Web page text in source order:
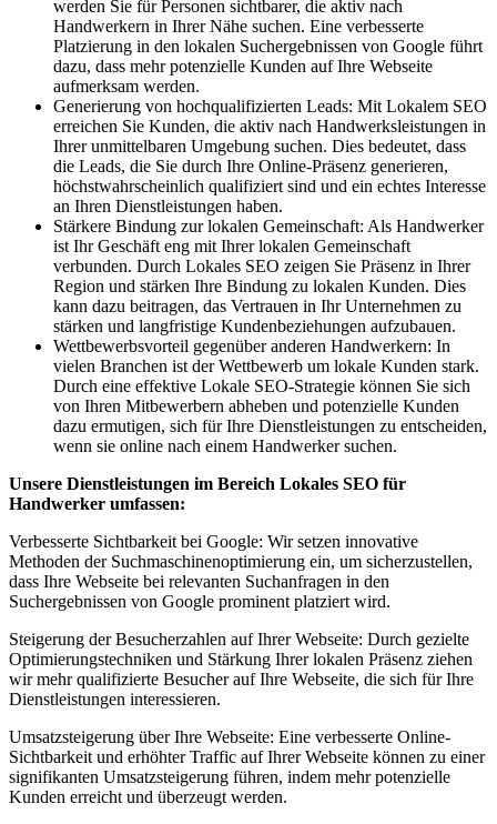
werden Sie für Personen sichtbarer, die aktiv nach
Handwerkern in Ihrer Nähe suchen. Eine verbesserte
Platzierung in den lokalen Suchergebnissen von Google führt
dazu, dass mehr potenzielle Kunden auf Ihre Webseite
aufmerksam werden.
Generierung von hochqualifizierten Leads: Mit Lokalem SEO
erreichen Sie Kunden, die aktiv nach Handwerksleistungen in
Ihrer unmittelbaren Umgebung suchen. Dies bedeutet, dass
die Leads, die Sie durch Ihre Online-Präsenz generieren,
höchstwahrscheinlich qualifiziert sind und ein echtes Interesse
an Ihren Dienstleistungen haben.
Stärkere Bindung zur lokalen Gemeinschaft: Als Handwerker
ist Ihr Geschäft eng mit Ihrer lokalen Gemeinschaft
verbunden. Durch Lokales SEO zeigen Sie Präsenz in Ihrer
Region und stärken Ihre Bindung zu lokalen Kunden. Dies
kann dazu beitragen, das Vertrauen in Ihr Unternehmen zu
stärken und langfristige Kundenbeziehungen aufzubauen.
Wettbewerbsvorteil gegenüber anderen Handwerkern: In
vielen Branchen ist der Wettbewerb um lokale Kunden stark.
Durch eine effektive Lokale SEO-Strategie können Sie sich
von Ihren Mitbewerbern abheben und potenzielle Kunden
dazu ermutigen, sich für Ihre Dienstleistungen zu entscheiden,
wenn sie online nach einem Handwerker suchen.
Unsere Dienstleistungen im Bereich Lokales SEO für
Handwerker umfassen:
Verbesserte Sichtbarkeit bei Google: Wir setzen innovative
Methoden der Suchmaschinenoptimierung ein, um sicherzustellen,
dass Ihre Webseite bei relevanten Suchanfragen in den
Suchergebnissen von Google prominent platziert wird.
Steigerung der Besucherzahlen auf Ihrer Webseite: Durch gezielte
Optimierungstechniken und Stärkung Ihrer lokalen Präsenz ziehen
wir mehr qualifizierte Besucher auf Ihre Webseite, die sich für Ihre
Dienstleistungen interessieren.
Umsatzsteigerung über Ihre Webseite: Eine verbesserte Online-
Sichtbarkeit und erhöhter Traffic auf Ihrer Webseite können zu einer
signifikanten Umsatzsteigerung führen, indem mehr potenzielle
Kunden erreicht und überzeugt werden.